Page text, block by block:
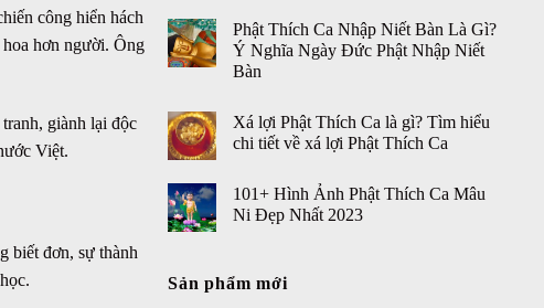
công hiển hách
hơn người. Ông
giành lại độc
Việt.
biết đơn, sự thành
Phật Thích Ca Nhập Niết Bàn Là Gì?
Ý Nghĩa Ngày Đức Phật Nhập Niết
Bàn
Xá lợi Phật Thích Ca là gì? Tìm hiểu
chi tiết về xá lợi Phật Thích Ca
101+ Hình Ảnh Phật Thích Ca Mâu
Ni Đẹp Nhất 2023
Sản phẩm mới